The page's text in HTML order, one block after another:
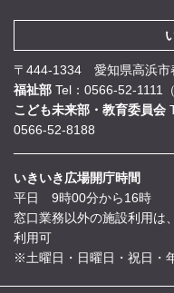
〒444-1334 愛知県高浜市
福祉部 Tel：0566-52-1111（
こども未来部・教育委員会
0566-52-8188
いきいき広場開庁時間
平日 9時00分から16時
窓口業務以外の施設利用
利用可
※土曜日・日曜日・祝日